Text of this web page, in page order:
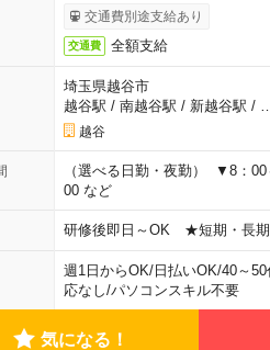
交通費別途支給あり
交通費 全額支給
埼玉県越谷市
越谷駅 / 南越谷駅 / 新越谷駅 /
越谷
（選べる日勤・夜勤） ▼8：
00 など
研修後即日～OK ★短期・長期
週1日からOK/日払いOK/40～50
応なし/パソコンスキル不要
気になる！